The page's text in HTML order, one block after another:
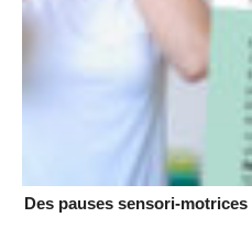
Des pauses sensori-